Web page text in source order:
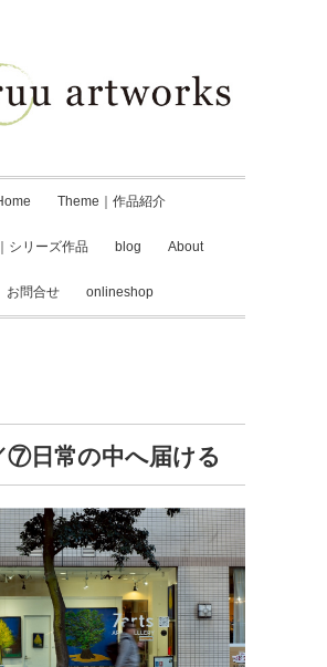
Theme｜作品紹介
シリーズ作品 blog About
お問合せ onlineshop
⑦日常の中へ届ける